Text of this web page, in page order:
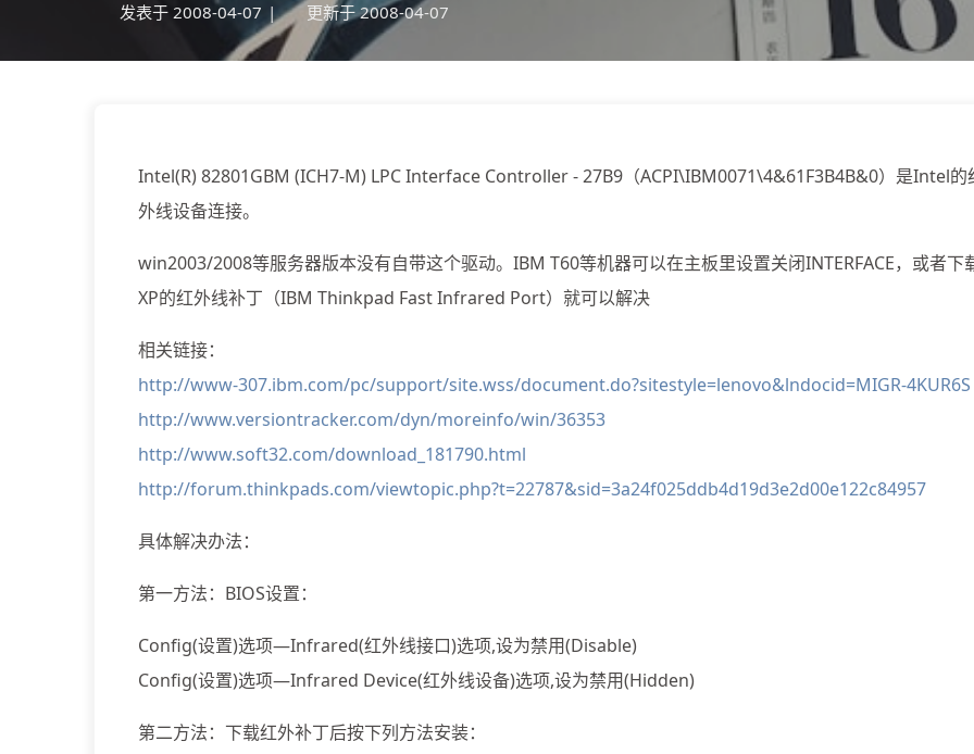
发表于 2008-04-07 | 更新于 2008-04-07
Intel(R) 82801GBM (ICH7-M) LPC Interface Controller - 27B9（ACPI\IBM0071\4&61F3B4B&0）是Intel的
外线设备连接。
win2003/2008等服务器版本没有自带这个驱动。IBM T60等机器可以在主板里设置关闭INTERFACE，或者下
XP的红外线补丁（IBM Thinkpad Fast Infrared Port）就可以解决
相关链接：
http://www-307.ibm.com/pc/support/site.wss/document.do?sitestyle=lenovo&lndocid=MIGR-4KUR6S
http://www.versiontracker.com/dyn/moreinfo/win/36353
http://www.soft32.com/download_181790.html
http://forum.thinkpads.com/viewtopic.php?t=22787&sid=3a24f025ddb4d19d3e2d00e122c84957
具体解决办法：
第一方法：BIOS设置：
Config(设置)选项—Infrared(红外线接口)选项,设为禁用(Disable)
Config(设置)选项—Infrared Device(红外线设备)选项,设为禁用(Hidden)
第二方法：下载红外补丁后按下列方法安装：